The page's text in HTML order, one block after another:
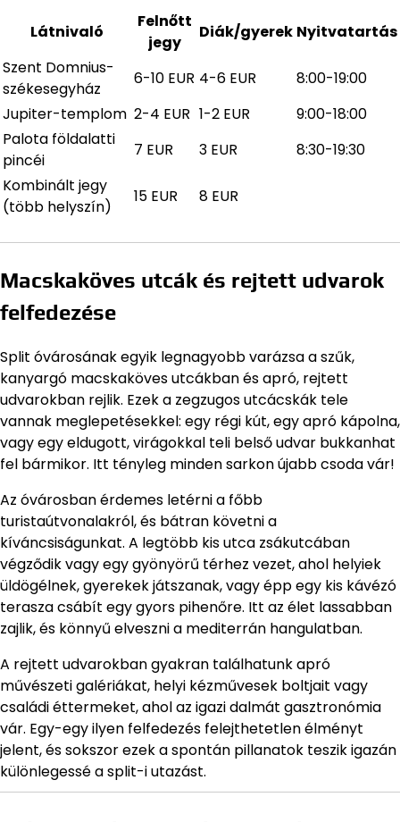
Látnivaló
Felnőtt
jegy
Diák/gyerek Nyitvatartás
Szent Domnius-
székesegyház
6-10 EUR 4-6 EUR
8:00-19:00
Jupiter-templom 2-4 EUR 1-2 EUR
9:00-18:00
Palota földalatti
pincéi
7 EUR 3 EUR
8:30-19:30
Kombinált jegy
(több helyszín)
15 EUR 8 EUR
Macskaköves utcák és rejtett udvarok
felfedezése
Split óvárosának egyik legnagyobb varázsa a szűk,
kanyargó macskaköves utcákban és apró, rejtett
udvarokban rejlik. Ezek a zegzugos utcácskák tele
vannak meglepetésekkel: egy régi kút, egy apró kápolna,
vagy egy eldugott, virágokkal teli belső udvar bukkanhat
fel bármikor. Itt tényleg minden sarkon újabb csoda vár!
Az óvárosban érdemes letérni a főbb
turistaútvonalakról, és bátran követni a
kíváncsiságunkat. A legtöbb kis utca zsákutcában
végződik vagy egy gyönyörű térhez vezet, ahol helyiek
üldögélnek, gyerekek játszanak, vagy épp egy kis kávézó
terasza csábít egy gyors pihenőre. Itt az élet lassabban
zajlik, és könnyű elveszni a mediterrán hangulatban.
A rejtett udvarokban gyakran találhatunk apró
művészeti galériákat, helyi kézművesek boltjait vagy
családi éttermeket, ahol az igazi dalmát gasztronómia
vár. Egy-egy ilyen felfedezés felejthetetlen élményt
jelent, és sokszor ezek a spontán pillanatok teszik igazán
különlegessé a split-i utazást.